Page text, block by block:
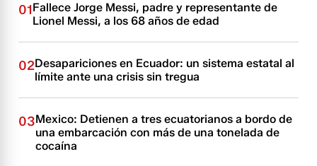
01Fallece Jorge Messi, padre y representante de
Lionel Messi, a los 68 años de edad
02Desapariciones en Ecuador: un sistema estatal al
límite ante una crisis sin tregua
03Mexico: Detienen a tres ecuatorianos a bordo de
una embarcación con más de una tonelada de
cocaína